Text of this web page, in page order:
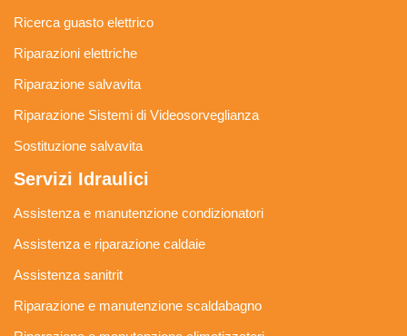
Ricerca guasto elettrico
Riparazioni elettriche
Riparazione salvavita
Riparazione Sistemi di Videosorveglianza
Sostituzione salvavita
Servizi Idraulici
Assistenza e manutenzione condizionatori
Assistenza e riparazione caldaie
Assistenza sanitrit
Riparazione e manutenzione scaldabagno